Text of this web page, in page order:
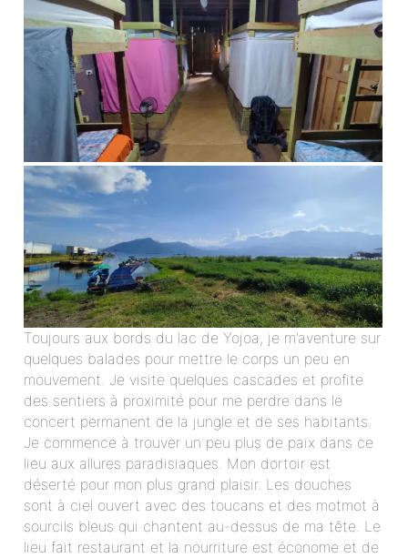
Toujours aux bords du lac de Yojoa, je m’aventure sur
quelques balades pour mettre le corps un peu en
mouvement. Je visite quelques cascades et profite
des sentiers à proximité pour me perdre dans le
concert permanent de la jungle et de ses habitants.
Je commence à trouver un peu plus de paix dans ce
lieu aux allures paradisiaques. Mon dortoir est
déserté pour mon plus grand plaisir. Les douches
sont à ciel ouvert avec des toucans et des motmot à
sourcils bleus qui chantent au-dessus de ma tête. Le
lieu fait restaurant et la nourriture est économe et de